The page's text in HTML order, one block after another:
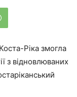
Ріка змогла
з відновлюваних